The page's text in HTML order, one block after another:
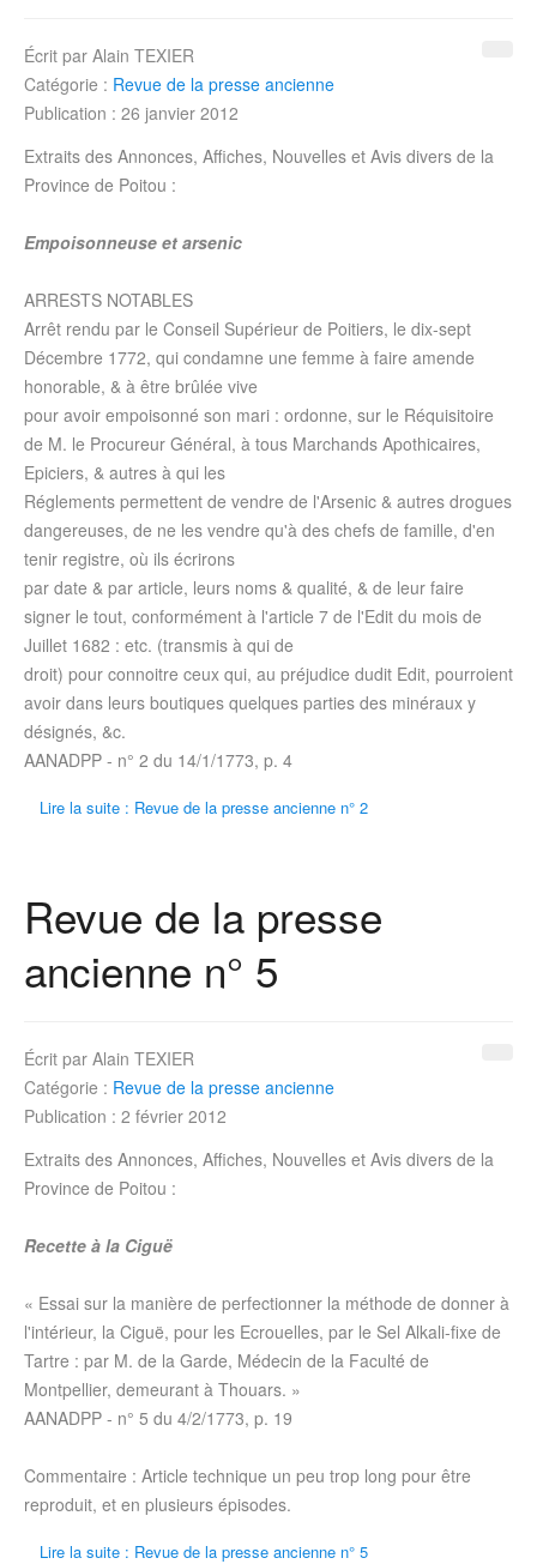
Écrit par Alain TEXIER
Catégorie : Revue de la presse ancienne
Publication : 26 janvier 2012
Extraits des Annonces, Affiches, Nouvelles et Avis divers de la
Province de Poitou :
Empoisonneuse et arsenic
ARRESTS NOTABLES
Arrêt rendu par le Conseil Supérieur de Poitiers, le dix-sept
Décembre 1772, qui condamne une femme à faire amende
honorable, & à être brûlée vive
pour avoir empoisonné son mari : ordonne, sur le Réquisitoire
de M. le Procureur Général, à tous Marchands Apothicaires,
Epiciers, & autres à qui les
Réglements permettent de vendre de l'Arsenic & autres drogues
dangereuses, de ne les vendre qu'à des chefs de famille, d'en
tenir registre, où ils écrirons
par date & par article, leurs noms & qualité, & de leur faire
signer le tout, conformément à l'article 7 de l'Edit du mois de
Juillet 1682 : etc. (transmis à qui de
droit) pour connoitre ceux qui, au préjudice dudit Edit, pourroient
avoir dans leurs boutiques quelques parties des minéraux y
désignés, &c.
AANADPP - n° 2 du 14/1/1773, p. 4
Lire la suite : Revue de la presse ancienne n° 2
Revue de la presse
ancienne n° 5
Écrit par Alain TEXIER
Catégorie : Revue de la presse ancienne
Publication : 2 février 2012
Extraits des Annonces, Affiches, Nouvelles et Avis divers de la
Province de Poitou :
Recette à la Ciguë
« Essai sur la manière de perfectionner la méthode de donner à
l'intérieur, la Ciguë, pour les Ecrouelles, par le Sel Alkali-fixe de
Tartre : par M. de la Garde, Médecin de la Faculté de
Montpellier, demeurant à Thouars. »
AANADPP - n° 5 du 4/2/1773, p. 19
Commentaire : Article technique un peu trop long pour être
reproduit, et en plusieurs épisodes.
Lire la suite : Revue de la presse ancienne n° 5